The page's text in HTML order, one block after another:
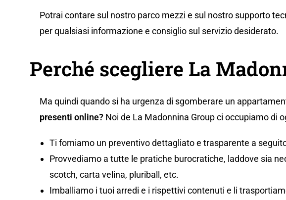
Potrai contare sul nostro parco mezzi e sul nostro supporto
per qualsiasi informazione e consiglio sul servizio desiderato.
Perché scegliere La
Ma quindi quando si ha urgenza di sgomberare un
presenti online? Noi de La Madonnina Group ci occupiamo di
Ti forniamo un preventivo dettagliato e trasparente a
Provvediamo a tutte le pratiche burocratiche, laddove sia
scotch, carta velina, pluriball, etc.
Imballiamo i tuoi arredi e i rispettivi contenuti e li